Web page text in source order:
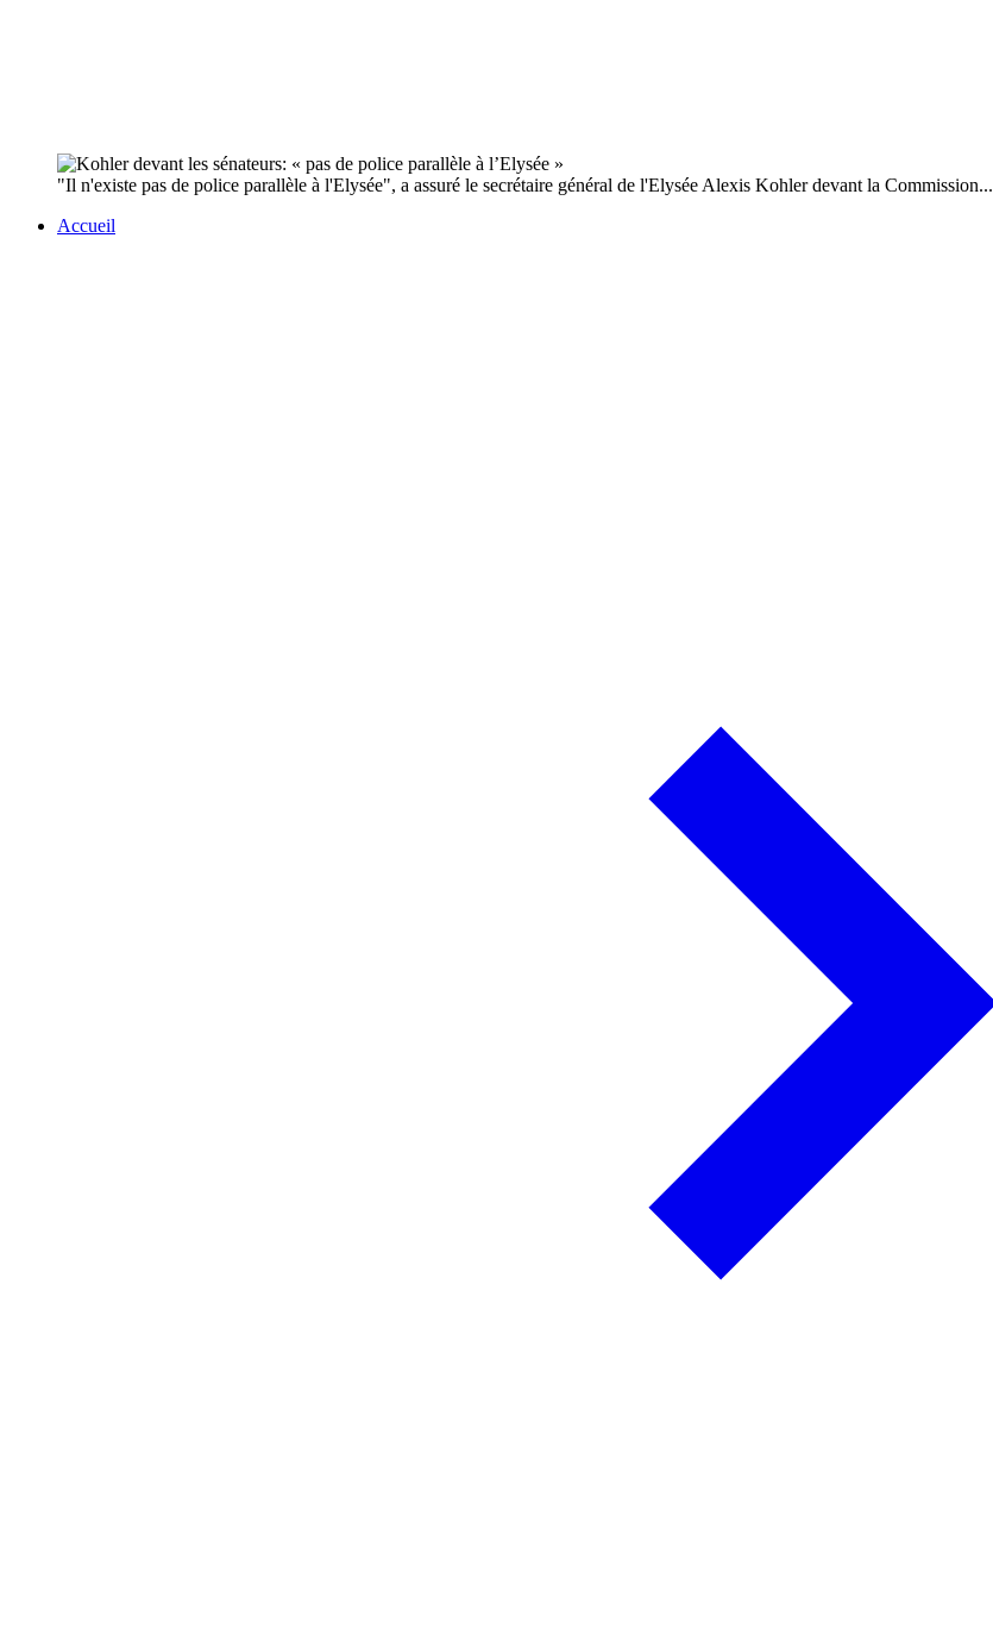
"Il n'existe pas de police parallèle à l'Elysée", a assuré le secrétaire général de l'Elysée Alexis Kohler devant la Commission...
Accueil